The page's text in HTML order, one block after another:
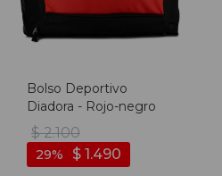
Bolso Deportivo
Diadora - Rojo-negro
$ 2.100
$ 1.490
29